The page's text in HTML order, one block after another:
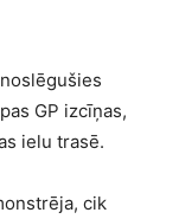
GP izcīņas,
ielu trasē.
cik